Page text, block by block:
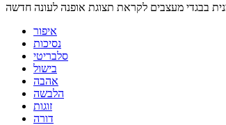
איפור
נסיכות
סלבריטי
בישול
אהבה
הלבשה
זוגות
דורה